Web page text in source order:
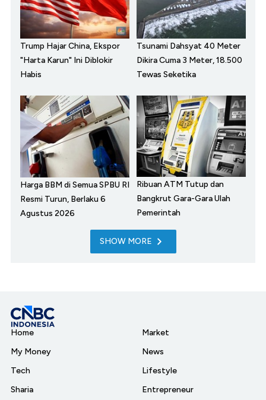
Trump Hajar China, Ekspor
"Harta Karun" Ini Diblokir
Habis
Tsunami Dahsyat 40 Meter
Dikira Cuma 3 Meter, 18.500
Tewas Seketika
Harga BBM di Semua SPBU RI
Resmi Turun, Berlaku 6
Agustus 2026
Ribuan ATM Tutup dan
Bangkrut Gara-Gara Ulah
Pemerintah
SHOW MORE
Home
My Money
Tech
Sharia
Market
News
Lifestyle
Entrepreneur